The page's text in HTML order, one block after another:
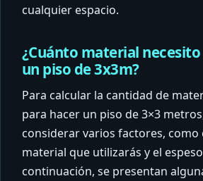
cualquier espacio.
¿Cuánto material
un piso de 3x3m?
Para calcular la cantidad de
para hacer un piso de 3×3
considerar varios factores, como
material que utilizarás y el
continuación, se presentan